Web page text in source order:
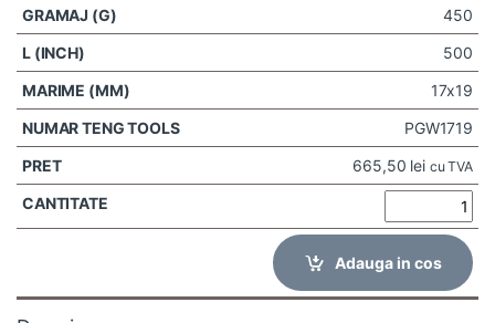
450
500
17x19
PGW1719
665,50 lei cu TVA
Adauga in cos